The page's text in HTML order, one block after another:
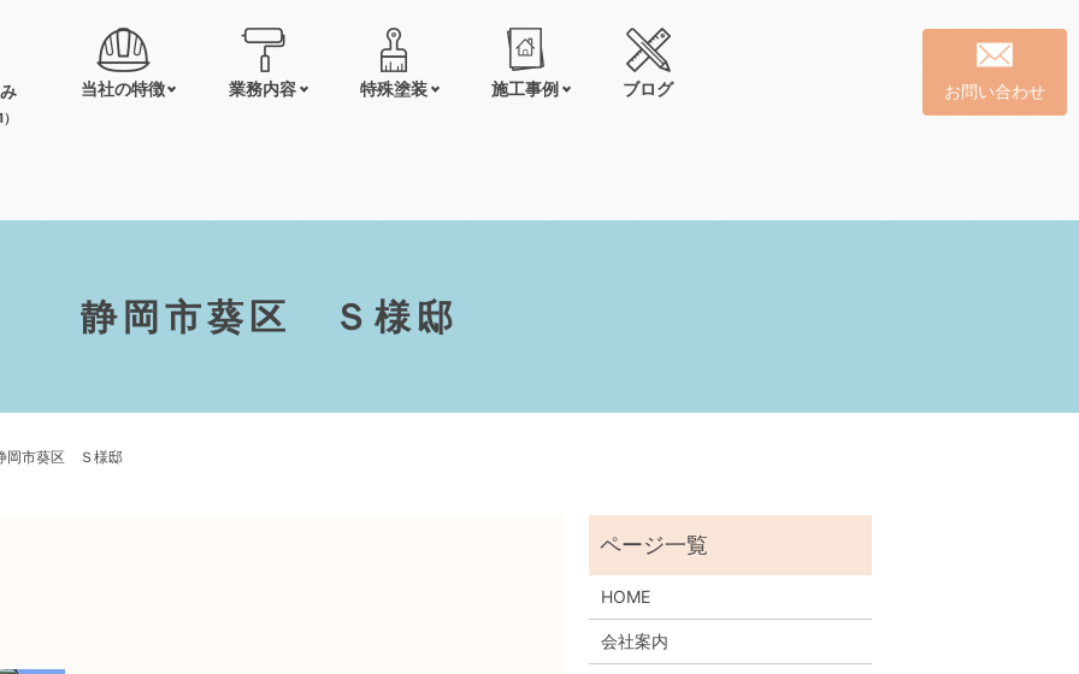
当社の特徴 業務内容 特殊塗装 施工事例 ブログ お問い合わせ
静岡市葵区 Ｓ様邸
岡市葵区 Ｓ様邸
HOME
会社案内